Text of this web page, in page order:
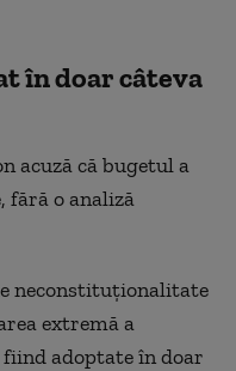
în doar câteva
acuză că bugetul a
fără o analiză
neconstituționalitate
extremă a
adoptate în doar